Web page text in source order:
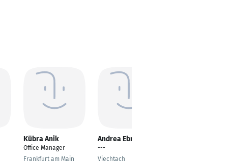
Kübra Anik
Office Manager
Frankfurt am Main
Andrea Ebner
---
Viechtach